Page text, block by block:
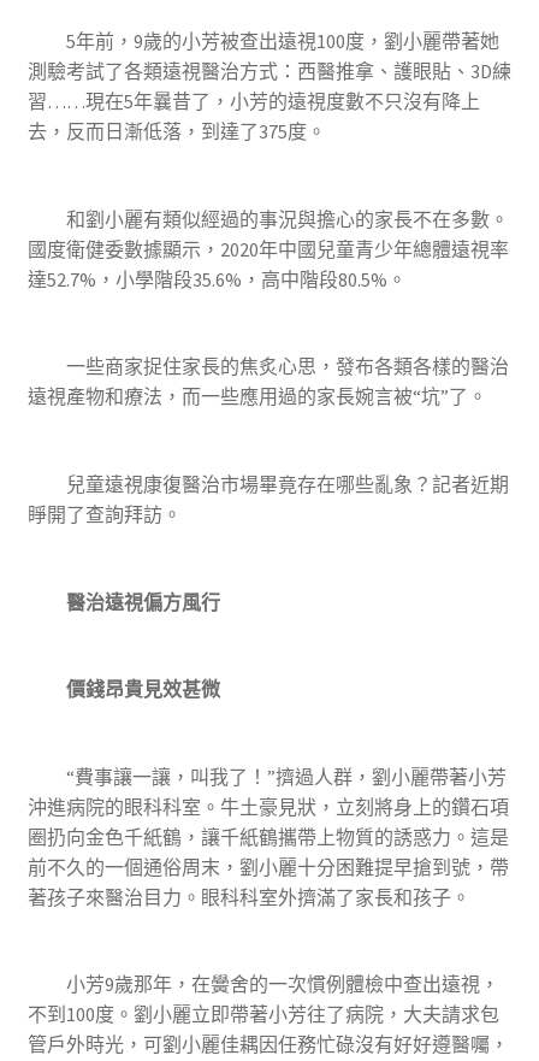
5年前，9歲的小芳被查出遠視100度，劉小麗帶著她
測驗考試了各類遠視醫治方式：西醫推拿、護眼貼、3D練
習……現在5年曩昔了，小芳的遠視度數不只沒有降上
去，反而日漸低落，到達了375度。
和劉小麗有類似經過的事況與擔心的家長不在多數。
國度衛健委數據顯示，2020年中國兒童青少年總體遠視率
達52.7%，小學階段35.6%，高中階段80.5%。
一些商家捉住家長的焦炙心思，發布各類各樣的醫治
遠視產物和療法，而一些應用過的家長婉言被“坑”了。
兒童遠視康復醫治市場畢竟存在哪些亂象？記者近期
睜開了查詢拜訪。
醫治遠視偏方風行
價錢昂貴見效甚微
“費事讓一讓，叫我了！”擠過人群，劉小麗帶著小芳
沖進病院的眼科科室。牛土豪見狀，立刻將身上的鑽石項
圈扔向金色千紙鶴，讓千紙鶴攜帶上物質的誘惑力。這是
前不久的一個通俗周末，劉小麗十分困難提早搶到號，帶
著孩子來醫治目力。眼科科室外擠滿了家長和孩子。
小芳9歲那年，在黌舍的一次慣例體檢中查出遠視，
不到100度。劉小麗立即帶著小芳往了病院，大夫請求包
管戶外時光，可劉小麗佳耦因任務忙碌沒有好好遵醫囑，